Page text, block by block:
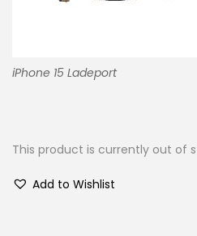
iPhone 15 Ladeport
This product is currently out of
Add to Wishlist